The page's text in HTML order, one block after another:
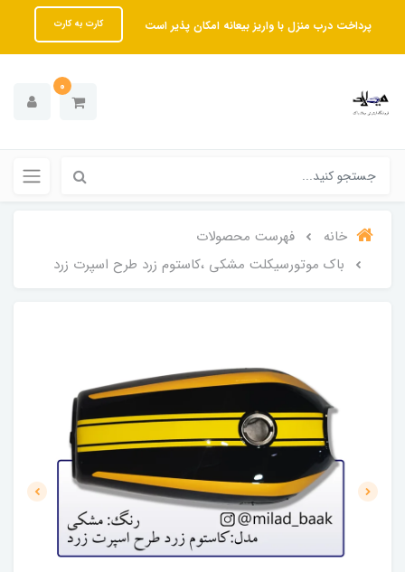
پرداخت درب منزل با واریز بیعانه امکان پذیر است کارت به کارت
0
خانه
فهرست محصولات
باک موتورسیکلت مشکی ،کاستوم زرد طرح اسپرت زرد